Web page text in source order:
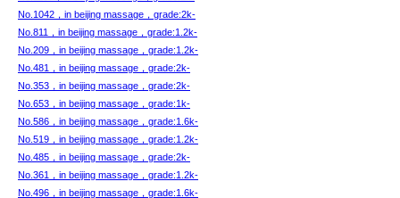
No.1042，in beijing massage，grade:2k-
No.811，in beijing massage，grade:1.2k-
No.209，in beijing massage，grade:1.2k-
No.481，in beijing massage，grade:2k-
No.353，in beijing massage，grade:2k-
No.653，in beijing massage，grade:1k-
No.586，in beijing massage，grade:1.6k-
No.519，in beijing massage，grade:1.2k-
No.485，in beijing massage，grade:2k-
No.361，in beijing massage，grade:1.2k-
No.496，in beijing massage，grade:1.6k-